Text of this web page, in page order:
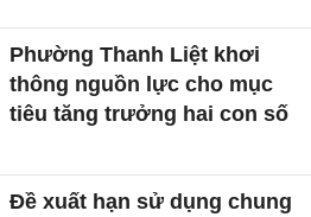
Phường Thanh Liệt khơi
thông nguồn lực cho mục
tiêu tăng trưởng hai con số
Đề xuất hạn sử dụng chung